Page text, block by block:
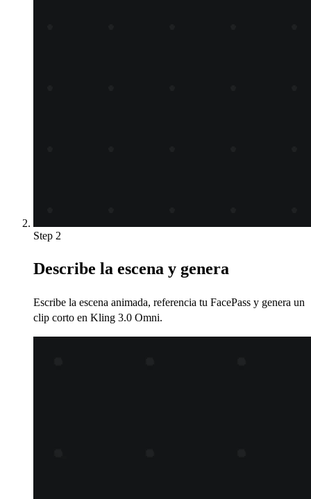
Step 2
Describe la escena y genera
Escribe la escena animada, referencia tu FacePass y genera un
clip corto en Kling 3.0 Omni.